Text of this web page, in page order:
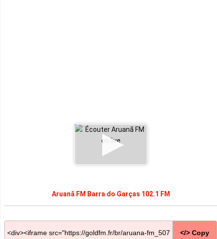
Aruanã FM Barra do Garças 102.1 FM
</> Copy